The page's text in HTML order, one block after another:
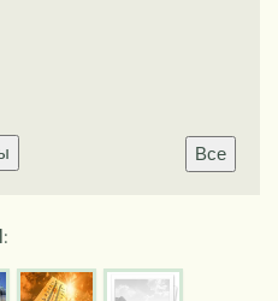
Все